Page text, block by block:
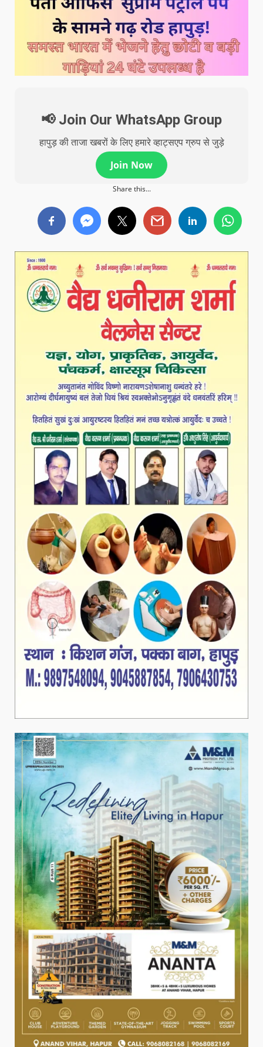
📢 Join Our WhatsApp Group
हापुड़ की ताजा खबरों के लिए हमारे व्हाट्सएप ग्रुप से जुड़े
Join Now
Share this...